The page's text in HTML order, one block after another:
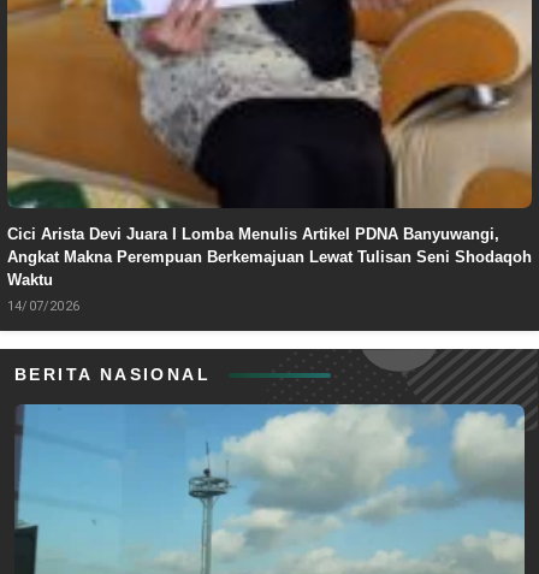
Cici Arista Devi Juara I Lomba Menulis Artikel PDNA Banyuwangi,
Angkat Makna Perempuan Berkemajuan Lewat Tulisan Seni Shodaqoh
Waktu
14/07/2026
BERITA NASIONAL